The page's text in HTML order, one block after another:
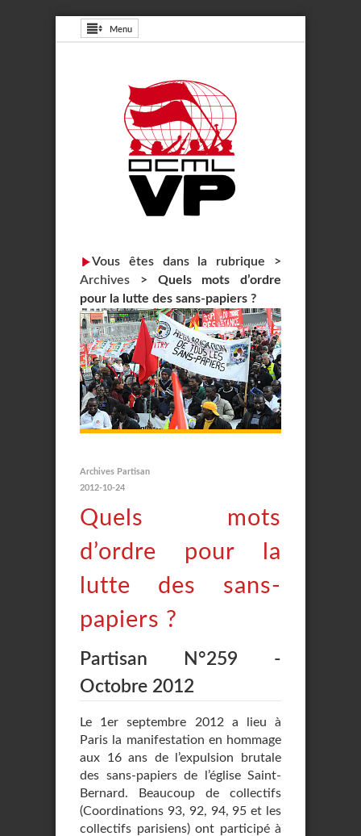
Menu
Vous êtes dans la rubrique >
Archives > Quels mots d’ordre
pour la lutte des sans-papiers ?
Archives Partisan
2012-10-24
Quels mots
d’ordre pour la
lutte des sans-
papiers ?
Partisan N°259 -
Octobre 2012
Le 1er septembre 2012 a lieu à
Paris la manifestation en hommage
aux 16 ans de l’expulsion brutale
des sans-papiers de l’église Saint-
Bernard. Beaucoup de collectifs
(Coordinations 93, 92, 94, 95 et les
collectifs parisiens) ont participé à